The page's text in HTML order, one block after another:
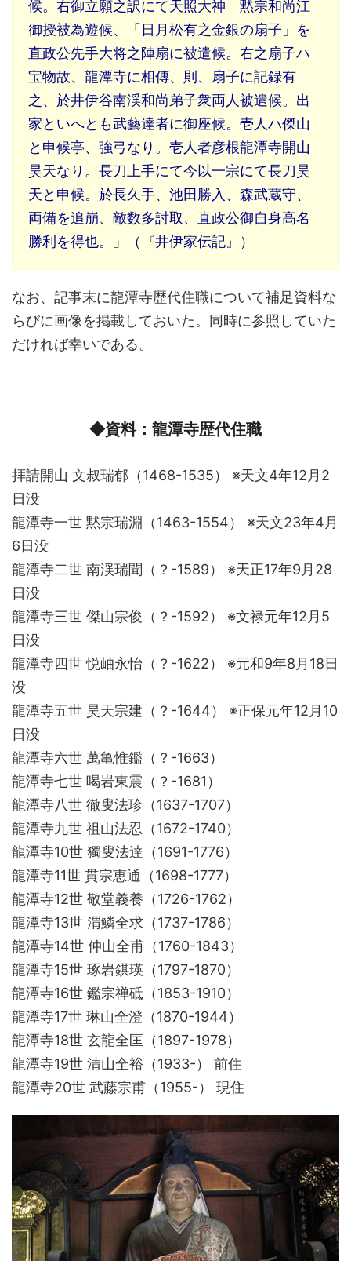
候。右御立願之訳にて天照大神ゟ黙宗和尚江
御授被為遊候、「日月松有之金銀の扇子」を
直政公先手大将之陣扇に被遣候。右之扇子ハ
宝物故、龍潭寺に相傳、則、扇子に記録有
之、於井伊谷南渓和尚弟子衆両人被遣候。出
家といへとも武藝達者に御座候。壱人ハ傑山
と申候亭、強弓なり。壱人者彦根龍潭寺開山
昊天なり。長刀上手にて今以一宗にて長刀昊
天と申候。於長久手、池田勝入、森武蔵守、
両備を追崩、敵数多討取、直政公御自身高名
勝利を得也。」（『井伊家伝記』）
なお、記事末に龍潭寺歴代住職について補足資料な
らびに画像を掲載しておいた。同時に参照していた
だければ幸いである。
◆資料：龍潭寺歴代住職
拝請開山 文叔瑞郁（1468-1535） ※天文4年12月2
日没
龍潭寺一世 黙宗瑞淵（1463-1554） ※天文23年4月
6日没
龍潭寺二世 南渓瑞聞（？-1589） ※天正17年9月28
日没
龍潭寺三世 傑山宗俊（？-1592） ※文禄元年12月5
日没
龍潭寺四世 悦岫永怡（？-1622） ※元和9年8月18日
没
龍潭寺五世 昊天宗建（？-1644） ※正保元年12月10
日没
龍潭寺六世 萬亀惟鑑（？-1663）
龍潭寺七世 喝岩東震（？-1681）
龍潭寺八世 徹叟法珍（1637-1707）
龍潭寺九世 祖山法忍（1672-1740）
龍潭寺10世 獨叟法達（1691-1776）
龍潭寺11世 貫宗恵通（1698-1777）
龍潭寺12世 敬堂義養（1726-1762）
龍潭寺13世 渭鱗全求（1737-1786）
龍潭寺14世 仲山全甫（1760-1843）
龍潭寺15世 琢岩錤瑛（1797-1870）
龍潭寺16世 鑑宗禅砥（1853-1910）
龍潭寺17世 琳山全澄（1870-1944）
龍潭寺18世 玄龍全匡（1897-1978）
龍潭寺19世 清山全裕（1933-） 前住
龍潭寺20世 武藤宗甫（1955-） 現住